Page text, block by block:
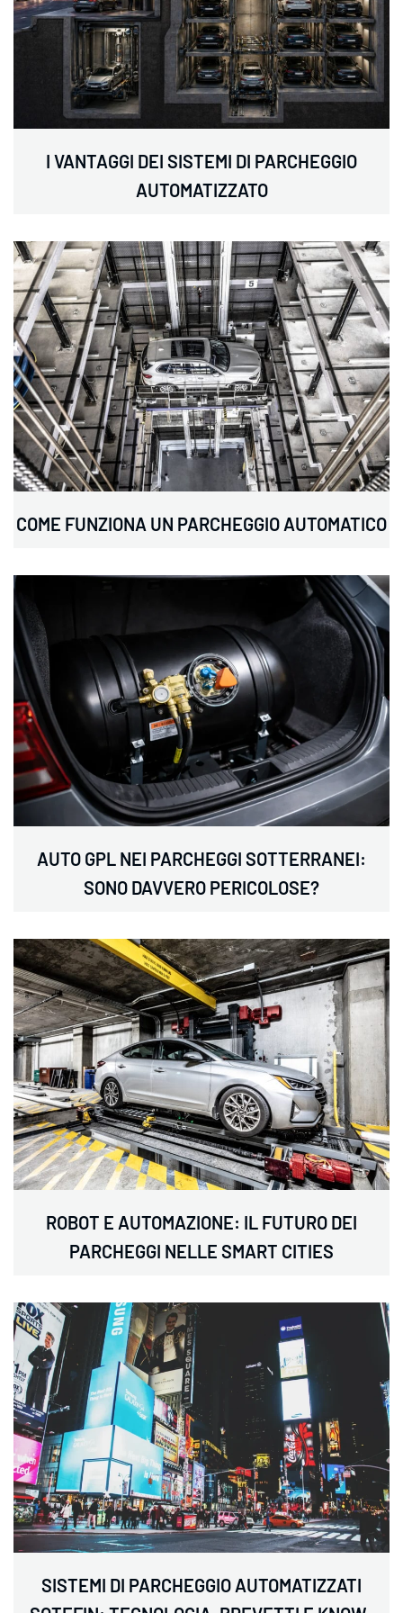
I VANTAGGI DEI SISTEMI DI PARCHEGGIO
AUTOMATIZZATO
COME FUNZIONA UN PARCHEGGIO AUTOMATICO
AUTO GPL NEI PARCHEGGI SOTTERRANEI:
SONO DAVVERO PERICOLOSE?
ROBOT E AUTOMAZIONE: IL FUTURO DEI
PARCHEGGI NELLE SMART CITIES
SISTEMI DI PARCHEGGIO AUTOMATIZZATI